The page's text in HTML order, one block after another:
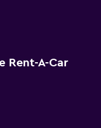
Rent-A-Car